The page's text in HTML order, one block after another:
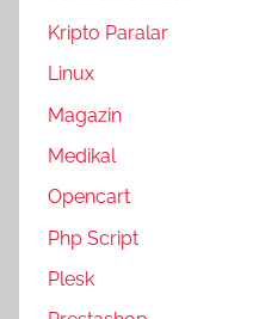
Kripto Paralar
Linux
Magazin
Medikal
Opencart
Php Script
Plesk